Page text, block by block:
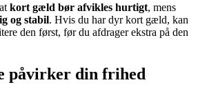
kort gæld bør afvikles hurtigt, mens
og stabil. Hvis du har dyr kort gæld, kan
den først, før du afdrager ekstra på den
påvirker din frihed